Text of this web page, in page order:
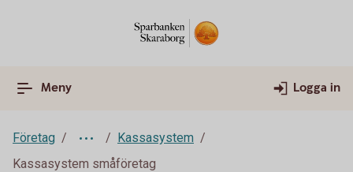
Meny Logga in
Företag
Kassasystem
Kassasystem småföretag